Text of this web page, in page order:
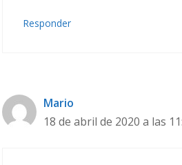
Responder
Mario
18 de abril de 2020 a las